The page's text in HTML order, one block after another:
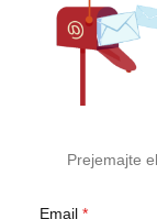
Prejemajte
Email